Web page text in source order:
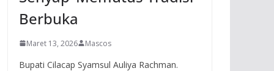
Berbuka
Maret 13, 2026 Mascos
Bupati Cilacap Syamsul Auliya Rachman.